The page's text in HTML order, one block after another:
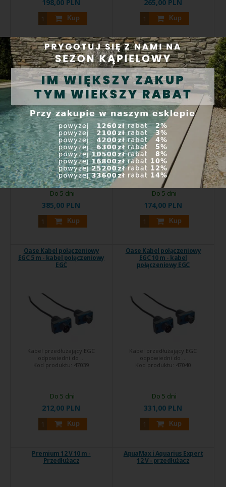
198,00 PLN
Kup
265,00 PLN
Kup
Oase ProfiLux Garden LED -
przedłużacz 7,5 m
Przedłużacz o długości 7,5
metra do odbłyśnika ...
Kod produktu:42640
385,00 PLN
Kup
Do 5 dni
Oase Kabel połączeniowy
EGC 2,5 m - kabel
połączeniowy EGC
Kabel przedłużający EGC
odpowiedni do ...
Kod produktu:47038
174,00 PLN
Kup
Do 5 dni
Oase Kabel połączeniowy
EGC 5 m - kabel połączeniowy
EGC
Kabel przedłużający EGC
odpowiedni do ...
Kod produktu: 47039
212,00 PLN
Kup
Do 5 dni
Oase Kabel połączeniowy
EGC 10 m - kabel
połączeniowy EGC
Kabel przedłużający EGC
odpowiedni do ...
Kod produktu: 47040
331,00 PLN
Kup
Do 5 dni
Premium 12 V 10 m -
Przedłużacz
AquaMax i Aquarius Expert
12 V - przedłużacz